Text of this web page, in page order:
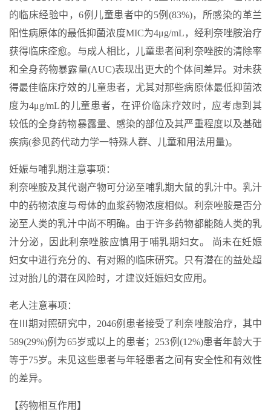
的临床经验中，6例儿童患者中的5例(83%)，所感染的革兰
阳性病原体的最低抑菌浓度MIC为4μg/mL，经利奈唑胺治疗
获得临床痊愈。与成人相比，儿童患者间利奈唑胺的清除率
和全身药物暴露量(AUC)表现出更大的个体间差异。对未获
得最佳临床疗效的儿童患者，尤其对那些病原体最低抑菌浓
度为4μg/mL的儿童患者，在评价临床疗效时，应考虑到其
较低的全身药物暴露量、感染的部位及其严重程度以及基础
疾病(参见药代动力学一特殊人群、儿童和用法用量)。
妊娠与哺乳期注意事项：
利奈唑胺及其代谢产物可分泌至哺乳期大鼠的乳汁中。乳汁
中的药物浓度与母体的血浆药物浓度相似。利奈唑胺是否分
泌至人类的乳汁中尚不明确。由于许多药物都能随人类的乳
汁分泌，因此利奈唑胺应慎用于哺乳期妇女。 尚未在妊娠
妇女中进行充分的、有对照的临床研究。只有潜在的益处超
过对胎儿的潜在风险时，才建议妊娠妇女应用。
老人注意事项：
在Ⅲ期对照研究中，2046例患者接受了利奈唑胺治疗，其中
589(29%)例为65岁或以上的患者；253例(12%)患者年龄大于
等于75岁。未见这些患者与年轻患者之间有安全性和有效性
的差异。
【药物相互作用】